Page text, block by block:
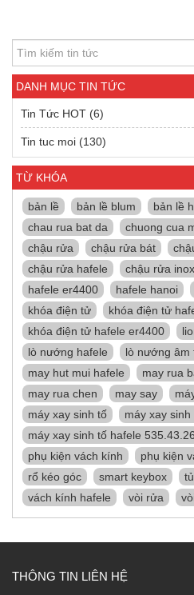
DANH MỤC TIN TỨC
Tin Tức HOT (6)
Tin tuc moi (130)
TỪ KHÓA
bản lề bản lề blum bản lề
chau rua bat da
chuong cua
chậu rửa
chậu rửa bát
chậu rửa hafele
chậu rửa inox
hafele er4400
hafele hanoi
khóa điện tử
khóa điện tử
khóa điện tử hafele er4400
lò nướng hafele
lò nướng âm
may hut mui hafele
may rua
may rua chen
may say
máy xay sinh tố
máy xay sinh
máy xay sinh tố hafele
phụ kiện vách kính
phụ kiện
rổ kéo góc
smart keybox
vách kính hafele
vòi rửa
THÔNG TIN LIÊN HỆ